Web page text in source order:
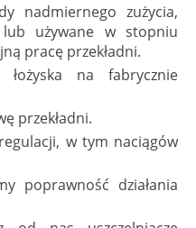
nadmiernego zużycia,
używane w stopniu
pracę przekładni.
łożyska na fabrycznie
przekładni.
w tym naciągów
poprawność działania